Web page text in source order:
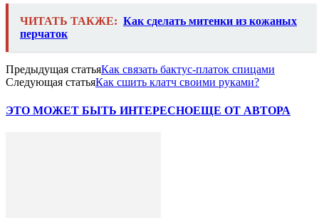
ЧИТАТЬ ТАКЖЕ: Как сделать митенки из кожаных
перчаток
Предыдущая статьяКак связать бактус-платок спицами
Следующая статьяКак сшить клатч своими руками?
ЭТО МОЖЕТ БЫТЬ ИНТЕРЕСНОЕЩЕ ОТ АВТОРА